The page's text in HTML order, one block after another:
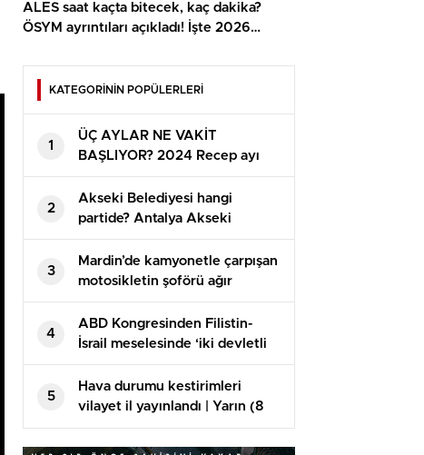
ALES saat kaçta bitecek, kaç dakika?
ÖSYM ayrıntıları açıkladı! İşte 2026
KATEGORİNİN POPÜLERLERİ
1
ÜÇ AYLAR NE VAKİT
BAŞLIYOR? 2024 Recep ayı
hangi gün başlayacak? Diyanet
takvimi aşikâr oldu: İşte Receb,
Şaban ve Ramazan ayları
başlangıç tarihi
2
Akseki Belediyesi hangi
partide? Antalya Akseki
Belediye Lideri kimdir? 2019
Akseki lokal seçim sonuçları…
3
Mardin’de kamyonetle çarpışan
motosikletin şoförü ağır
yaralandı
4
ABD Kongresinden Filistin-
İsrail meselesinde ‘iki devletli
çözüme’ destek
5
Hava durumu kestirimleri
vilayet il yayınlandı | Yarın (8
Kasım) hava nasıl olacak?
Çarşamba günü yağmur var mı?